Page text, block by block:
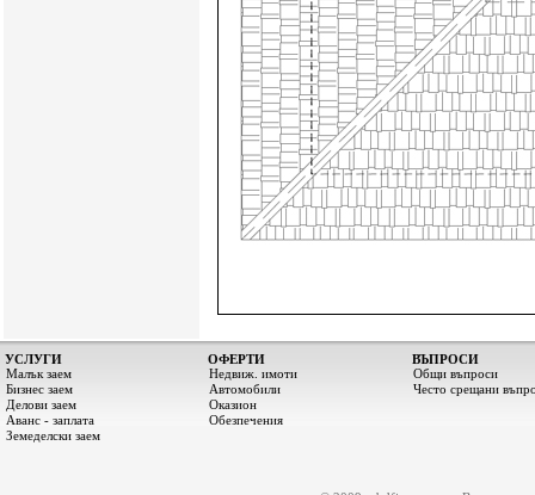
УСЛУГИ
Малък заем
Бизнес заем
Делови заем
Аванс - заплата
Земеделски заем
ОФЕРТИ
Недвиж. имоти
Автомобили
Оказион
Обезпечения
ВЪПРОСИ
Общи въпроси
Често срещани